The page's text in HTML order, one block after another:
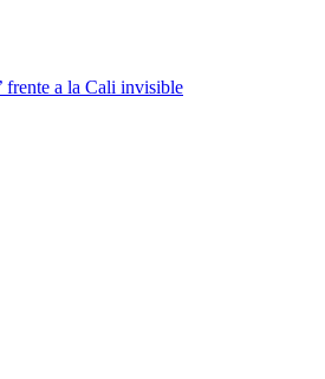
frente a la Cali invisible